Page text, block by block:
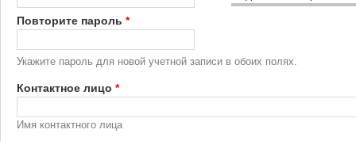
Повторите пароль *
Укажите пароль для новой учетной записи в обоих полях.
Контактное лицо *
Имя контактного лица